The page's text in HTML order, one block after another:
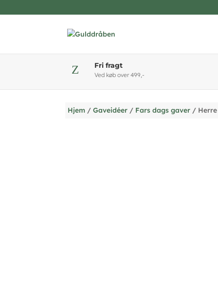
Z Fri fragt
Ved køb over 499,-
Hjem /Gaveidéer / Fars dags gaver / Herre